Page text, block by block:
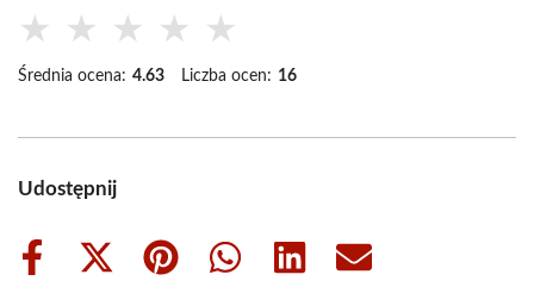
★ ★ ★ ★ ★
Średnia ocena: 4.63 Liczba ocen: 16
Udostępnij
Share
Share
Share
Share
Share
Share